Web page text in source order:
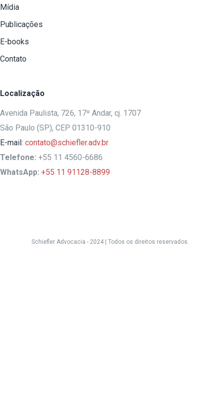
Mídia
Publicações
E-books
Contato
Localização
Avenida Paulista, 726, 17º Andar, cj. 1707
São Paulo (SP), CEP 01310-910
E-mail: contato@schiefler.adv.br
Telefone: +55 11 4560-6686
WhatsApp: +55 11 91128-8899
Schiefler Advocacia - 2024 | Todos os direitos reservados.